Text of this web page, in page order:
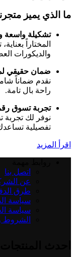
ما الذي يميز
تشكيلة واسعة
المختاراً
والديكورات
ضمان حقيقي لمدة 5
راحة بال تامة.
تجربة تسوق
نوفر لك تجربة
تفصيلية
اقرأ المزيد
اتصل بنا
عن
طرق
سياسة
سياسة
الشروط